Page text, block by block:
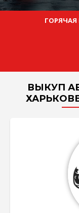
ГОРЯЧАЯ
ВЫКУП